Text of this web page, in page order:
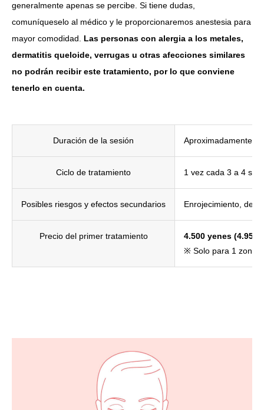
generalmente apenas se percibe. Si tiene dudas,
comuníqueselo al médico y le proporcionaremos anestesia para
mayor comodidad. Las personas con alergia a los metales,
dermatitis queloide, verrugas u otras afecciones similares
no podrán recibir este tratamiento, por lo que conviene
tenerlo en cuenta.
Duración de la sesión Aproximadamente
Ciclo de tratamiento 1 vez cada 3 a 4
Posibles riesgos y efectos secundarios Enrojecimiento,
Precio del primer tratamiento
4.500 yenes (4.950
※ Solo para 1 zona